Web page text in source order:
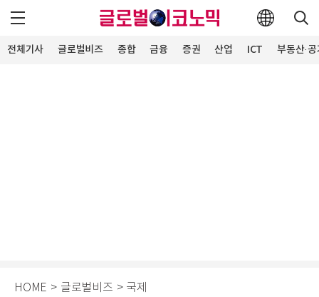
전체기사 글로벌비즈 종합 금융 증권 산업 ICT 부동산·
HOME > 글로벌비즈 > 국제